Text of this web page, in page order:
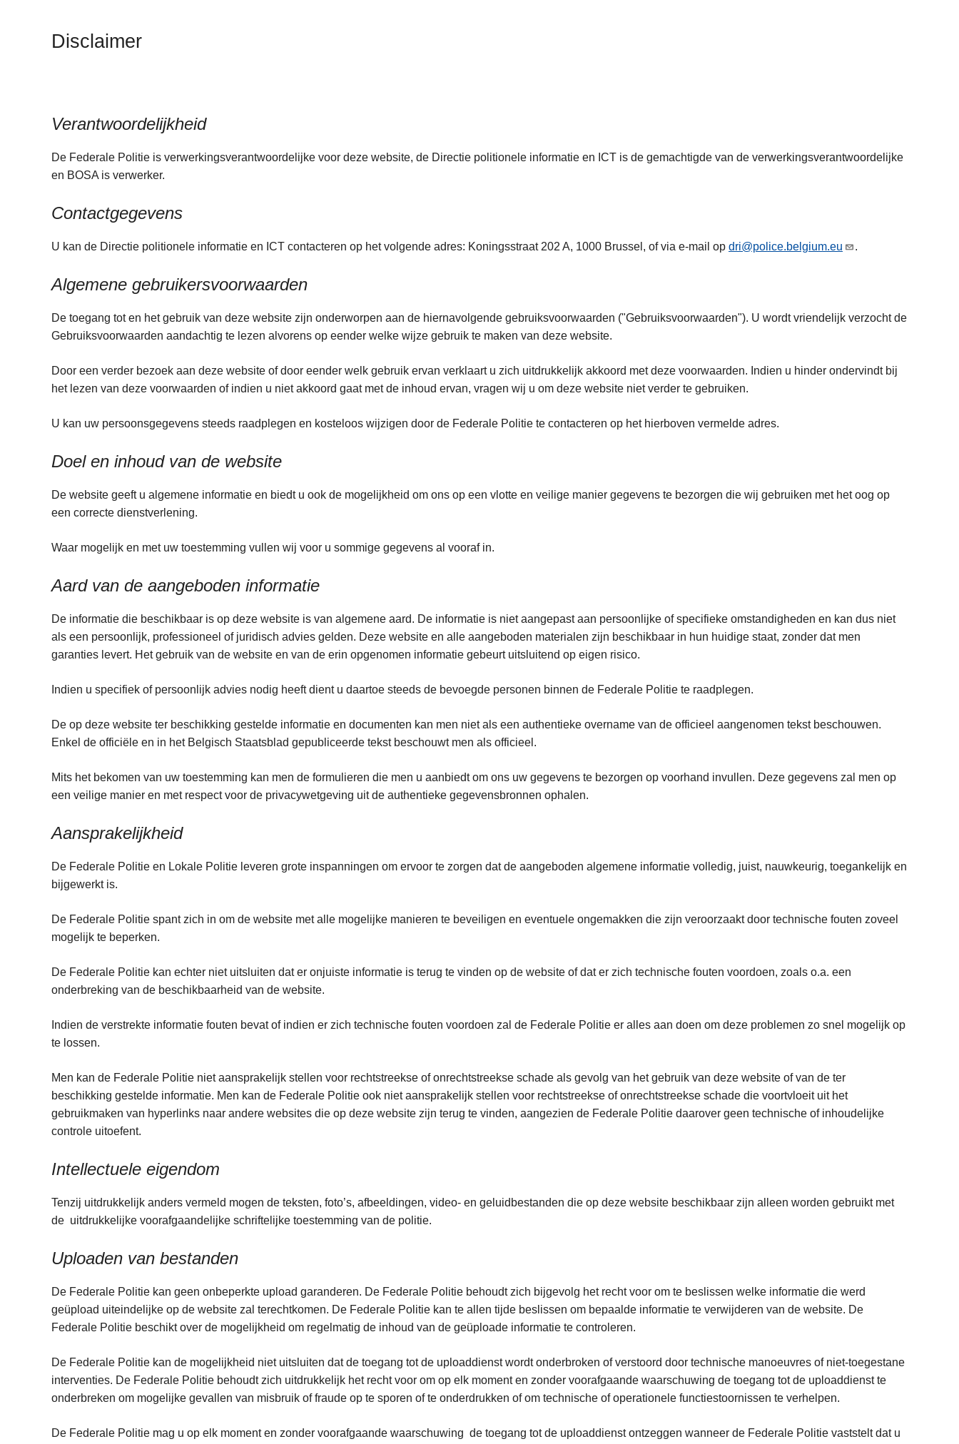
Disclaimer
Verantwoordelijkheid
De Federale Politie is verwerkingsverantwoordelijke voor deze website, de Directie politionele informatie en ICT is de gemachtigde van de verwerkingsverantwoordelijke
en BOSA is verwerker.
Contactgegevens
U kan de Directie politionele informatie en ICT contacteren op het volgende adres: Koningsstraat 202 A, 1000 Brussel, of via e-mail op dri@police.belgium.eu .
Algemene gebruikersvoorwaarden
De toegang tot en het gebruik van deze website zijn onderworpen aan de hiernavolgende gebruiksvoorwaarden ("Gebruiksvoorwaarden"). U wordt vriendelijk verzocht de
Gebruiksvoorwaarden aandachtig te lezen alvorens op eender welke wijze gebruik te maken van deze website.
Door een verder bezoek aan deze website of door eender welk gebruik ervan verklaart u zich uitdrukkelijk akkoord met deze voorwaarden. Indien u hinder ondervindt bij
het lezen van deze voorwaarden of indien u niet akkoord gaat met de inhoud ervan, vragen wij u om deze website niet verder te gebruiken.
U kan uw persoonsgegevens steeds raadplegen en kosteloos wijzigen door de Federale Politie te contacteren op het hierboven vermelde adres.
Doel en inhoud van de website
De website geeft u algemene informatie en biedt u ook de mogelijkheid om ons op een vlotte en veilige manier gegevens te bezorgen die wij gebruiken met het oog op
een correcte dienstverlening.
Waar mogelijk en met uw toestemming vullen wij voor u sommige gegevens al vooraf in.
Aard van de aangeboden informatie
De informatie die beschikbaar is op deze website is van algemene aard. De informatie is niet aangepast aan persoonlijke of specifieke omstandigheden en kan dus niet
als een persoonlijk, professioneel of juridisch advies gelden. Deze website en alle aangeboden materialen zijn beschikbaar in hun huidige staat, zonder dat men
garanties levert. Het gebruik van de website en van de erin opgenomen informatie gebeurt uitsluitend op eigen risico.
Indien u specifiek of persoonlijk advies nodig heeft dient u daartoe steeds de bevoegde personen binnen de Federale Politie te raadplegen.
De op deze website ter beschikking gestelde informatie en documenten kan men niet als een authentieke overname van de officieel aangenomen tekst beschouwen.
Enkel de officiële en in het Belgisch Staatsblad gepubliceerde tekst beschouwt men als officieel.
Mits het bekomen van uw toestemming kan men de formulieren die men u aanbiedt om ons uw gegevens te bezorgen op voorhand invullen. Deze gegevens zal men op
een veilige manier en met respect voor de privacywetgeving uit de authentieke gegevensbronnen ophalen.
Aansprakelijkheid
De Federale Politie en Lokale Politie leveren grote inspanningen om ervoor te zorgen dat de aangeboden algemene informatie volledig, juist, nauwkeurig, toegankelijk en
bijgewerkt is.
De Federale Politie spant zich in om de website met alle mogelijke manieren te beveiligen en eventuele ongemakken die zijn veroorzaakt door technische fouten zoveel
mogelijk te beperken.
De Federale Politie kan echter niet uitsluiten dat er onjuiste informatie is terug te vinden op de website of dat er zich technische fouten voordoen, zoals o.a. een
onderbreking van de beschikbaarheid van de website.
Indien de verstrekte informatie fouten bevat of indien er zich technische fouten voordoen zal de Federale Politie er alles aan doen om deze problemen zo snel mogelijk op
te lossen.
Men kan de Federale Politie niet aansprakelijk stellen voor rechtstreekse of onrechtstreekse schade als gevolg van het gebruik van deze website of van de ter
beschikking gestelde informatie. Men kan de Federale Politie ook niet aansprakelijk stellen voor rechtstreekse of onrechtstreekse schade die voortvloeit uit het
gebruikmaken van hyperlinks naar andere websites die op deze website zijn terug te vinden, aangezien de Federale Politie daarover geen technische of inhoudelijke
controle uitoefent.
Intellectuele eigendom
Tenzij uitdrukkelijk anders vermeld mogen de teksten, foto’s, afbeeldingen, video- en geluidbestanden die op deze website beschikbaar zijn alleen worden gebruikt met
de uitdrukkelijke voorafgaandelijke schriftelijke toestemming van de politie.
Uploaden van bestanden
De Federale Politie kan geen onbeperkte upload garanderen. De Federale Politie behoudt zich bijgevolg het recht voor om te beslissen welke informatie die werd
geüpload uiteindelijke op de website zal terechtkomen. De Federale Politie kan te allen tijde beslissen om bepaalde informatie te verwijderen van de website. De
Federale Politie beschikt over de mogelijkheid om regelmatig de inhoud van de geüploade informatie te controleren.
De Federale Politie kan de mogelijkheid niet uitsluiten dat de toegang tot de uploaddienst wordt onderbroken of verstoord door technische manoeuvres of niet-toegestane
interventies. De Federale Politie behoudt zich uitdrukkelijk het recht voor om op elk moment en zonder voorafgaande waarschuwing de toegang tot de uploaddienst te
onderbreken om mogelijke gevallen van misbruik of fraude op te sporen of te onderdrukken of om technische of operationele functiestoornissen te verhelpen.
De Federale Politie mag u op elk moment en zonder voorafgaande waarschuwing de toegang tot de uploaddienst ontzeggen wanneer de Federale Politie vaststelt dat u